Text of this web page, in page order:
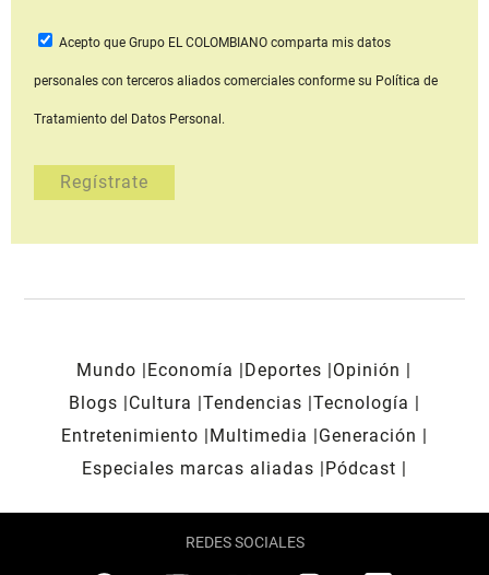
Acepto que Grupo EL COLOMBIANOcomparta mis datos
personales con terceros aliados comerciales conforme su Política de
Tratamiento del Datos Personal.
Mundo Economía Deportes
Opinión
Blogs
Cultura Tendencias Tecnología
Entretenimiento
Multimedia
Generación
Especiales marcas aliadas
Pódcast
REDES SOCIALES